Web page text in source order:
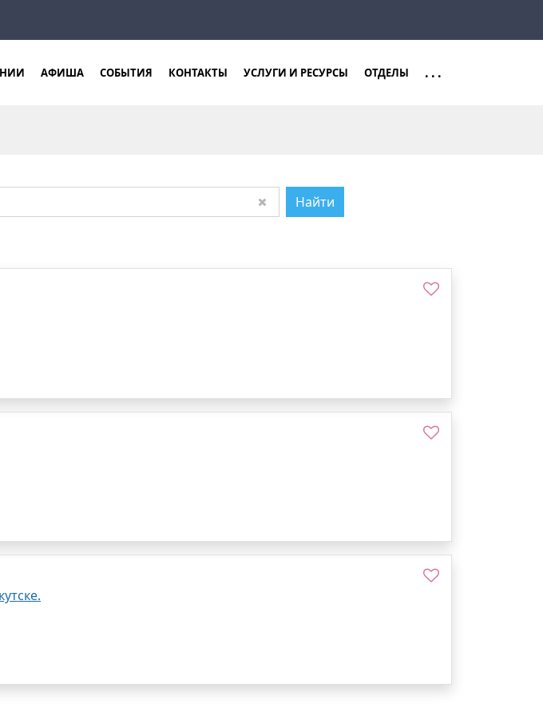
Найти
Найти
АФИША СОБЫТИЯ КОНТАКТЫ УСЛУГИ И РЕСУРСЫ ОТДЕЛЫ ...